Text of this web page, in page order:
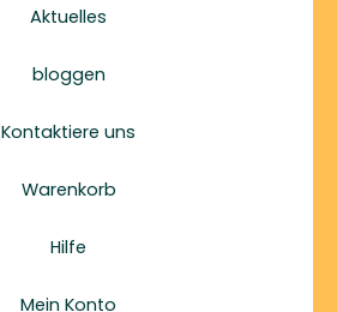
Aktuelles
bloggen
Kontaktiere uns
Warenkorb
Hilfe
Mein Konto